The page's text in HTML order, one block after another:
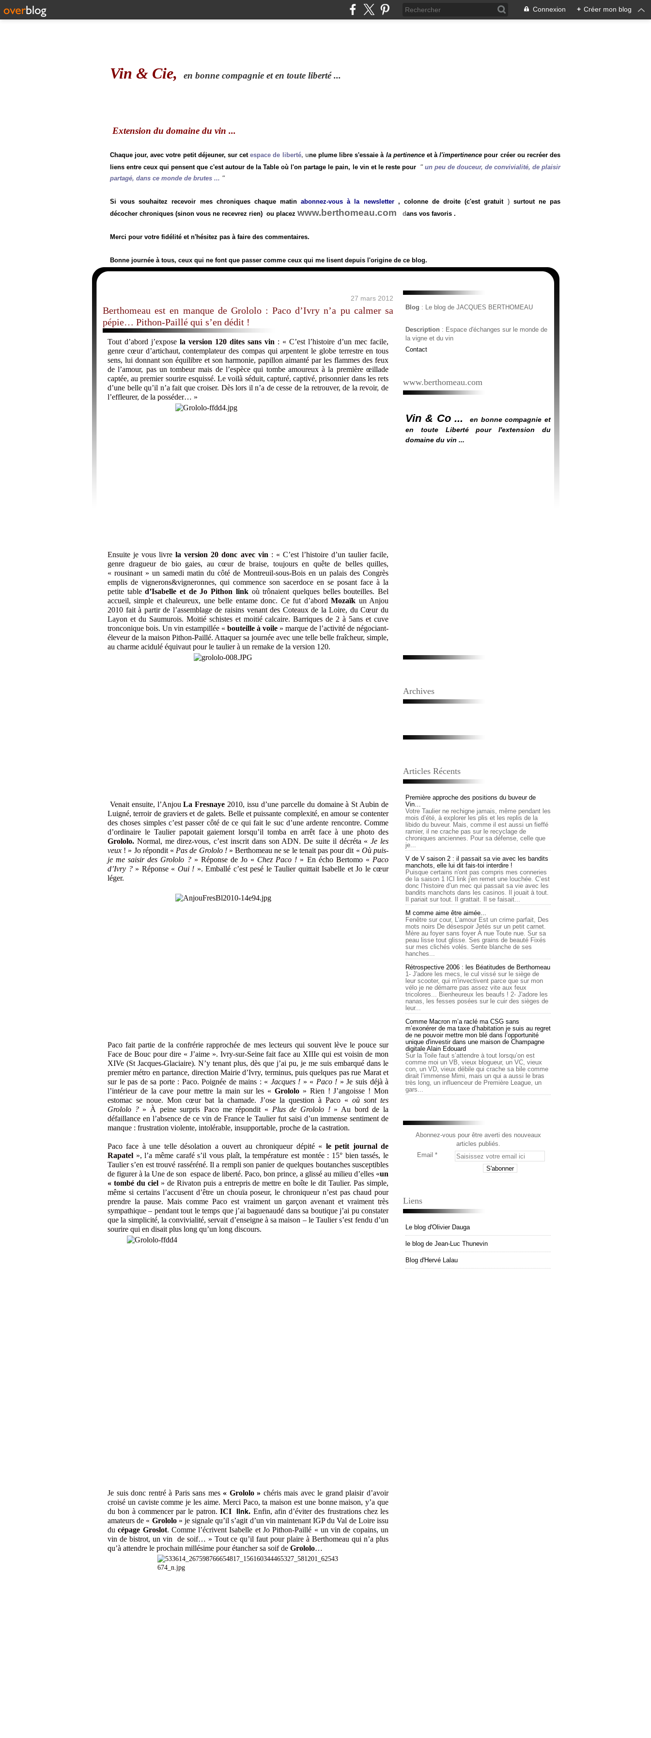
Connexion + Créer mon blog
Vin & Cie, en bonne compagnie et en toute liberté ...
Extension du domaine du vin ...
Chaque jour, avec votre petit déjeuner, sur cetespace de liberté, une plume libre s'essaie à la pertinenceet àl'impertinence pour créer ou recréer des
liens entre ceux qui pensent que c'est autour de la Table où l'on partage le pain, le vin et le reste pour "un peu de douceur, de convivialité, de plaisir
partagé, dans ce monde de brutes ... "
Si vous souhaitez recevoir mes chroniques chaque matinabonnez-vous à la newsletter, colonne de droite (c'est gratuit) surtout ne pas
décocher chroniques (sinon vous ne recevrez rien) ou placez www.berthomeau.com dans vos favoris .
Merci pour votre fidélité et n'hésitez pas à faire des commentaires.
Bonne journée à tous, ceux qui ne font que passer comme ceux qui me lisent depuis l'origine de ce blog.
27 mars 2012
Berthomeau est en manque de Grololo : Paco d’Ivry n’a pu calmer sa
pépie… Pithon-Paillé qui s’en dédit !
Tout d’abord j’expose la version 120 dites sans vin : « C’est l’histoire d’un mec facile,
genre cœur d’artichaut, contemplateur des compas qui arpentent le globe terrestre en tous
sens, lui donnant son équilibre et son harmonie, papillon aimanté par les flammes des feux
de l’amour, pas un tombeur mais de l’espèce qui tombe amoureux à la première œillade
captée, au premier sourire esquissé. Le voilà séduit, capturé, captivé, prisonnier dans les rets
d’une belle qu’il n’a fait que croiser. Dès lors il n’a de cesse de la retrouver, de la revoir, de
l’effleurer, de la posséder… »
Ensuite je vous livrela version 20 donc avec vin : « C’est l’histoire d’un taulier facile,
genre dragueur de bio gaies, au cœur de braise, toujours en quête de belles quilles,
« rousinant » un samedi matin du côté de Montreuil-sous-Bois en un palais des Congrès
emplis de vignerons&vigneronnes, qui commence son sacerdoce en se posant face à la
petite tabled’Isabelle et de Jo Pithon link où trônaient quelques belles bouteilles. Bel
accueil, simple et chaleureux, une belle entame donc. Ce fut d’abordMozaïk un Anjou
2010 fait à partir de l’assemblage de raisins venant des Coteaux de la Loire, du Cœur du
Layon et du Saumurois. Moitié schistes et moitié calcaire. Barriques de 2 à 5ans et cuve
tronconique bois. Un vin estampillée « bouteille à voile » marque de l’activité de négociant-
éleveur de la maison Pithon-Paillé. Attaquer sa journée avec une telle belle fraîcheur, simple,
au charme acidulé équivaut pour le taulier à un remake de la version 120.
Venait ensuite, l’AnjouLa Fresnaye 2010, issu d’une parcelle du domaine à St Aubin de
Luigné, terroir de graviers et de galets. Belle et puissante complexité, en amour se contenter
des choses simples c’est passer côté de ce qui fait le suc d’une ardente rencontre. Comme
d’ordinaire le Taulier papotait gaiement lorsqu’il tomba en arrêt face à une photo des
Grololo. Normal, me direz-vous, c’est inscrit dans son ADN. De suite il décréta «Je les
veux ! » Jo répondit « Pas de Grololo ! » Berthomeau ne se le tenait pas pour dit « Où puis-
je me saisir des Grololo ? » Réponse de Jo « Chez Paco ! » En écho Bertomo « Paco
d’Ivry ?» Réponse « Oui ! ». Emballé c’est pesé le Taulier quittait Isabelle et Jo le cœur
léger.
Paco fait partie de la confrérie rapprochée de mes lecteurs qui souvent lève le pouce sur
Face de Bouc pour dire « J’aime ». Ivry-sur-Seine fait face au XIIIe qui est voisin de mon
XIVe (St Jacques-Glaciaire). N’y tenant plus, dès que j’ai pu, je me suis embarqué dans le
premier métro en partance, direction Mairie d’Ivry, terminus, puis quelques pas rue Marat et
sur le pas de sa porte : Paco. Poignée de mains : « Jacques ! » « Paco ! » Je suis déjà à
l’intérieur de la cave pour mettre la main sur les «Grololo » Rien ! J’angoisse ! Mon
estomac se noue. Mon cœur bat la chamade. J’ose la question à Paco « où sont tes
Grololo ?» À peine surpris Paco me répondit « Plus de Grololo ! » Au bord de la
défaillance en l’absence de ce vin de France le Taulier fut saisi d’un immense sentiment de
manque : frustration violente, intolérable, insupportable, proche de la castration.
Paco face à une telle désolation a ouvert au chroniqueur dépité « le petit journal de
Rapatel », l’a même carafé s’il vous plaît, la température est montée : 15° bien tassés, le
Taulier s’en est trouvé rasséréné. Il a rempli son panier de quelques boutanches susceptibles
de figurer à la Une de son espace de liberté. Paco, bon prince, a glissé au milieu d’elles «un
« tombé du ciel» de Rivaton puis a entrepris de mettre en boîte le dit Taulier. Pas simple,
même si certains l’accusent d’être un chouïa poseur, le chroniqueur n’est pas chaud pour
prendre la pause. Mais comme Paco est vraiment un garçon avenant et vraiment très
sympathique – pendant tout le temps que j’ai baguenaudé dans sa boutique j’ai pu constater
que la simplicité, la convivialité, servait d’enseigne à sa maison – le Taulier s’est fendu d’un
sourire qui en disait plus long qu’un long discours.
Je suis donc rentré à Paris sans mes « Grololo » chéris mais avec le grand plaisir d’avoir
croisé un caviste comme je les aime. Merci Paco, ta maison est une bonne maison, y’a que
du bon à commencer par le patron. ICI link. Enfin, afin d’éviter des frustrations chez les
amateurs de « Grololo » je signale qu’il s’agit d’un vin maintenant IGP du Val de Loire issu
ducépage Groslot. Comme l’écrivent Isabelle et Jo Pithon-Paillé « un vin de copains, un
vin de bistrot, un vin de soif… » Tout ce qu’il faut pour plaire à Berthomeau qui n’a plus
qu’à attendre le prochain millésime pour étancher sa soif de Grololo…
Blog : Le blog de JACQUES BERTHOMEAU
Description : Espace d'échanges sur le monde de
la vigne et du vin
Contact
www.berthomeau.com
Vin & Co ...
en bonne compagnie et
en toute Liberté pour l'extension du
domaine du vin ...
Archives
Articles Récents
Première approche des positions du buveur de
Vin…
Votre Taulier ne rechigne jamais, même pendant les
mois d’été, à explorer les plis et les replis de la
libido du buveur. Mais, comme il est aussi un fieffé
ramier, il ne crache pas sur le recyclage de
chroniques anciennes. Pour sa défense, celle que
je...
V de V saison 2 : il passait sa vie avec les bandits
manchots, elle lui dit fais-toi interdire !
Puisque certains n'ont pas compris mes conneries
de la saison 1 ICI link j'en remet une louchée. C’est
donc l’histoire d’un mec qui passait sa vie avec les
bandits manchots dans les casinos. Il jouait à tout.
Il pariait sur tout. Il grattait. Il se faisait...
M comme aime être aimée...
Fenêtre sur cour, L’amour Est un crime parfait, Des
mots noirs De désespoir Jetés sur un petit carnet.
Mère au foyer sans foyer À nue Toute nue. Sur sa
peau lisse tout glisse. Ses grains de beauté Fixés
sur mes clichés volés. Sente blanche de ses
hanches...
Rétrospective 2006 : les Béatitudes de Berthomeau
1- J'adore les mecs, le cul vissé sur le siège de
leur scooter, qui m'invectivent parce que sur mon
vélo je ne démarre pas assez vite aux feux
tricolores... Bienheureux les beaufs ! 2- J'adore les
nanas, les fesses posées sur le cuir des sièges de
leur...
Comme Macron m’a raclé ma CSG sans
m’exonérer de ma taxe d’habitation je suis au regret
de ne pouvoir mettre mon blé dans l’opportunité
unique d'investir dans une maison de Champagne
digitale Alain Edouard
Sur la Toile faut s’attendre à tout lorsqu’on est
comme moi un VB, vieux blogueur, un VC, vieux
con, un VD, vieux débile qui crache sa bile comme
dirait l’immense Mimi, mais un qui a aussi le bras
très long, un influenceur de Première League, un
gars...
Abonnez-vous pour être averti des nouveaux
articles publiés.
Email
Liens
Le blog d'Olivier Dauga
le blog de Jean-Luc Thunevin
Blog d'Hervé Lalau